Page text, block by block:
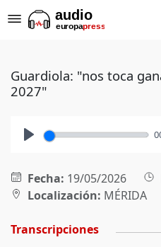
Guardiola: "nos toca
2027"
Fecha: 19/05/2026
Localización: MÉRIDA
Transcripciones